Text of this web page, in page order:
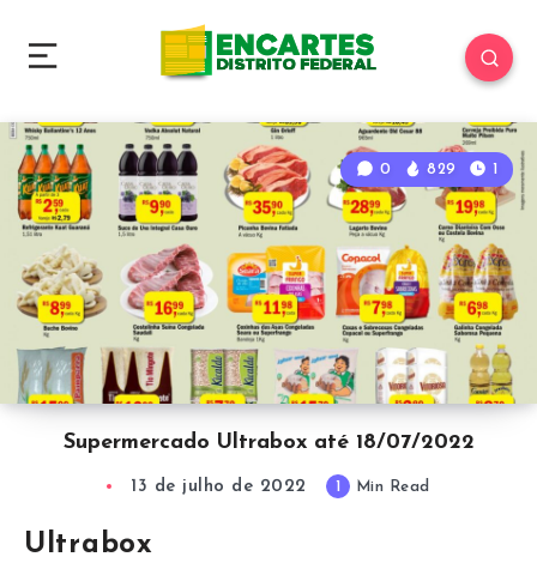
0 829 1
Supermercado Ultrabox até 18/07/2022
13 de julho de 2022 1 Min Read
Ultrabox